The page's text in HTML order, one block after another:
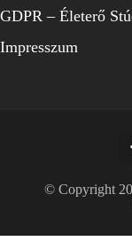
GDPR – Életerő
Impresszum
© Copyright